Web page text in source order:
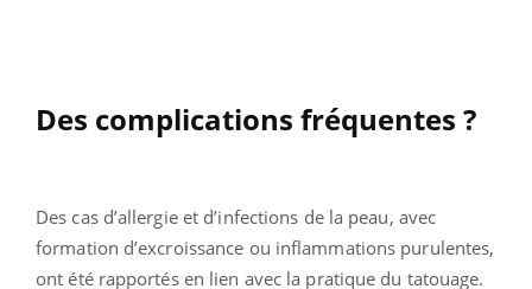
Des complications fréquentes ?
Des cas d’allergie et d’infections de la peau, avec
formation d’excroissance ou inflammations purulentes,
ont été rapportés en lien avec la pratique du tatouage.